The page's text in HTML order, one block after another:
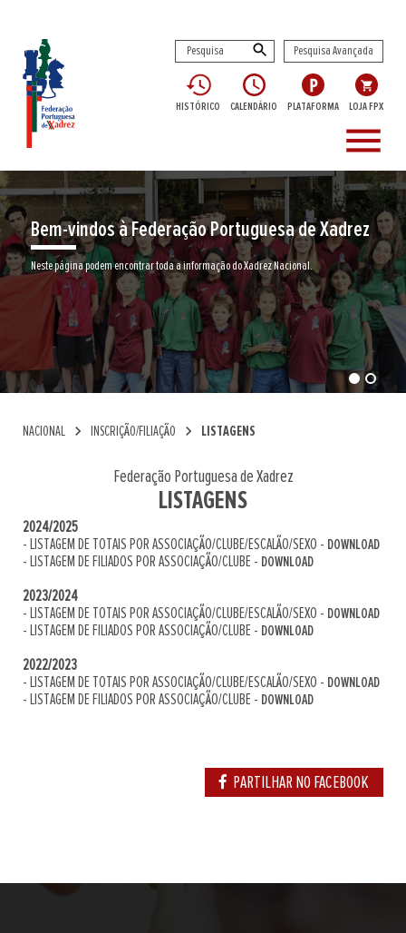
Pesquisa Avançada
HISTÓRICO CALENDÁRIO PLATAFORMA LOJA FPX
menu
Bem-vindos à Federação Portuguesa de Xadrez
Neste página podem encontrar toda a informação do Xadrez Nacional.
NACIONAL chevron_right INSCRIÇÃO/FILIAÇÃO chevron_right LISTAGENS
Federação Portuguesa de Xadrez
LISTAGENS
2024/2025
- LISTAGEM DE TOTAIS POR ASSOCIAÇÃO/CLUBE/ESCALÃO/SEXO - DOWNLOAD
- LISTAGEM DE FILIADOS POR ASSOCIAÇÃO/CLUBE - DOWNLOAD
2023/2024
- LISTAGEM DE TOTAIS POR ASSOCIAÇÃO/CLUBE/ESCALÃO/SEXO - DOWNLOAD
- LISTAGEM DE FILIADOS POR ASSOCIAÇÃO/CLUBE - DOWNLOAD
2022/2023
- LISTAGEM DE TOTAIS POR ASSOCIAÇÃO/CLUBE/ESCALÃO/SEXO - DOWNLOAD
- LISTAGEM DE FILIADOS POR ASSOCIAÇÃO/CLUBE - DOWNLOAD
PARTILHAR NO FACEBOOK